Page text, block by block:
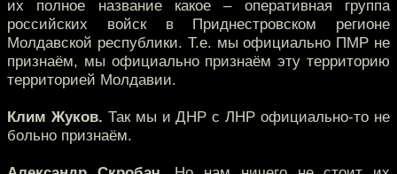
их полное название какое – оперативная группа
российских войск в Приднестровском регионе
Молдавской республики. Т.е. мы официально ПМР не
признаём, мы официально признаём эту территорию
территорией Молдавии.
Клим Жуков. Так мы и ДНР с ЛНР официально-то не
больно признаём.